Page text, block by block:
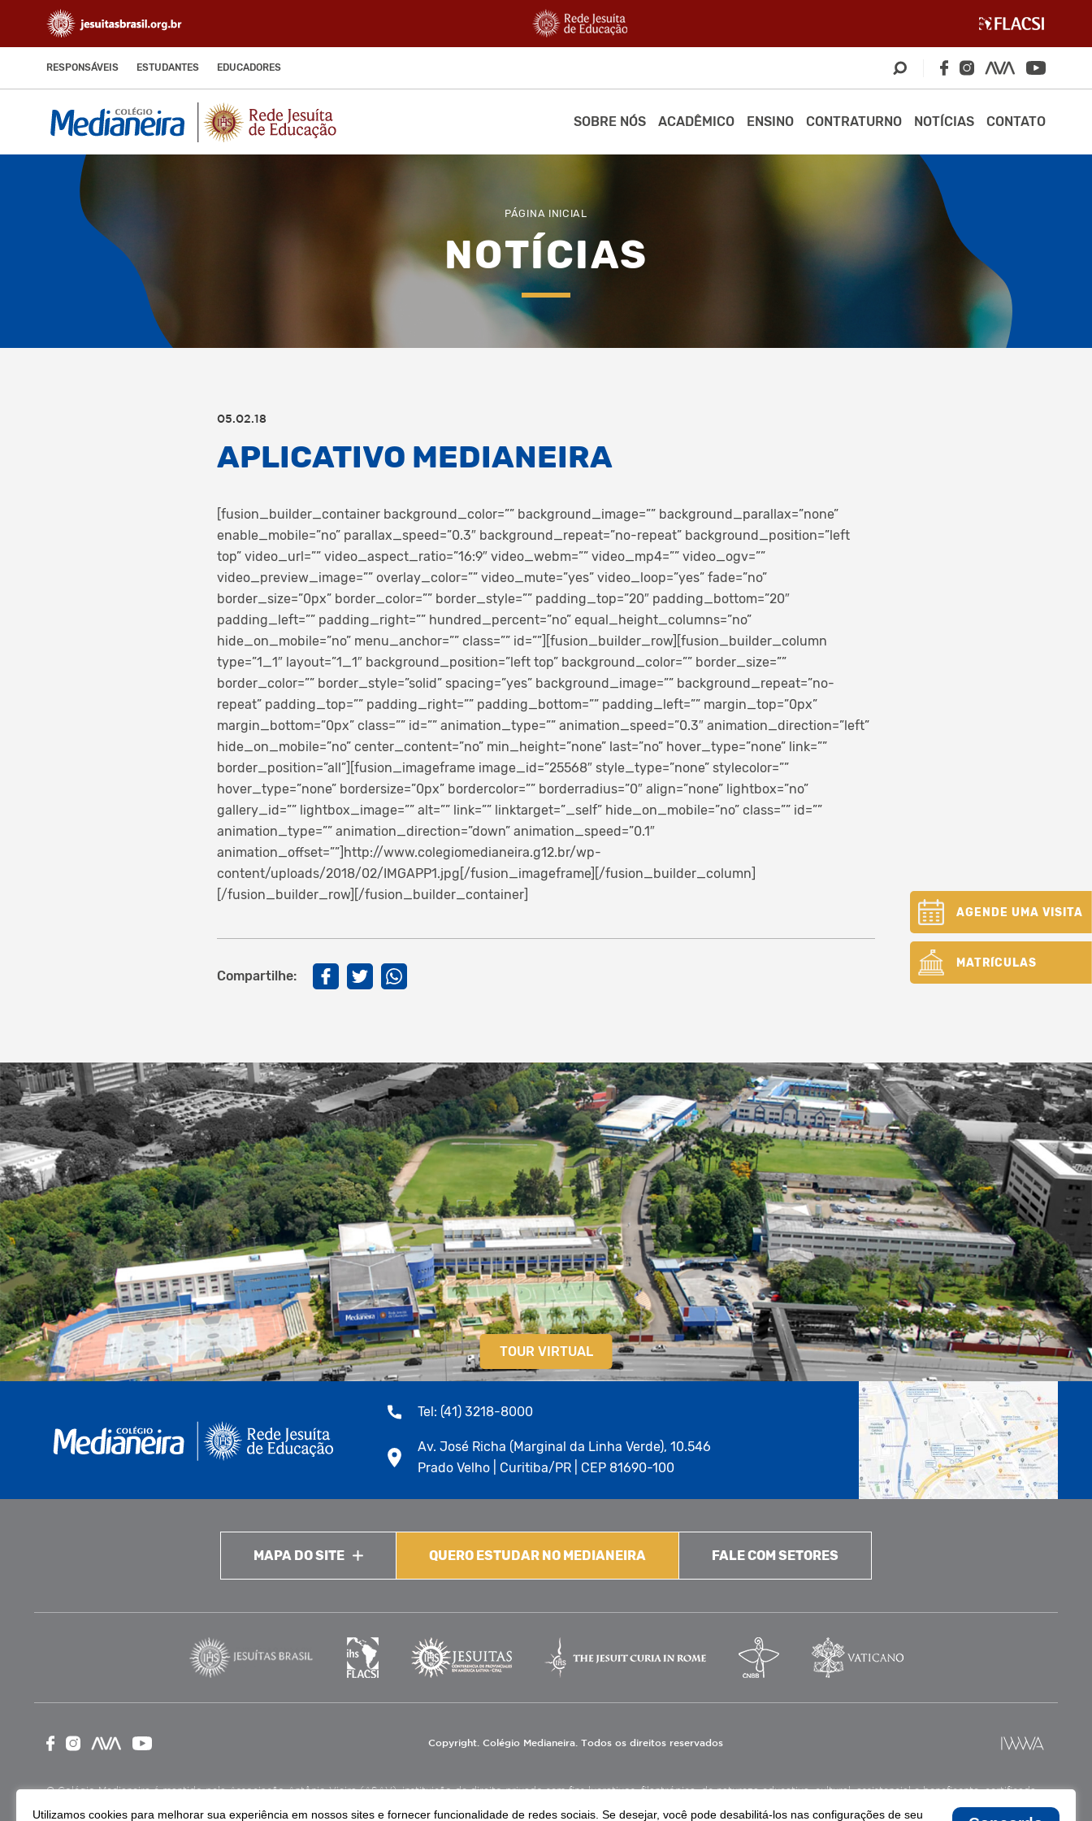
RESPONSÁVEIS ESTUDANTES EDUCADORES
SOBRE NÓS ACADÊMICO ENSINO CONTRATURNO NOTÍCIAS CONTATO
PÁGINA INICIAL
NOTÍCIAS
05.02.18
APLICATIVO MEDIANEIRA
[fusion_builder_container background_color=”” background_image=”” background_parallax=”none”
enable_mobile=”no” parallax_speed=”0.3″ background_repeat=”no-repeat” background_position=”left
top” video_url=”” video_aspect_ratio=”16:9″ video_webm=”” video_mp4=”” video_ogv=””
video_preview_image=”” overlay_color=”” video_mute=”yes” video_loop=”yes” fade=”no”
border_size=”0px” border_color=”” border_style=”” padding_top=”20″ padding_bottom=”20″
padding_left=”” padding_right=”” hundred_percent=”no” equal_height_columns=”no”
hide_on_mobile=”no” menu_anchor=”” class=”” id=””][fusion_builder_row][fusion_builder_column
type=”1_1″ layout=”1_1″ background_position=”left top” background_color=”” border_size=””
border_color=”” border_style=”solid” spacing=”yes” background_image=”” background_repeat=”no-
repeat” padding_top=”” padding_right=”” padding_bottom=”” padding_left=”” margin_top=”0px”
margin_bottom=”0px” class=”” id=”” animation_type=”” animation_speed=”0.3″ animation_direction=”left”
hide_on_mobile=”no” center_content=”no” min_height=”none” last=”no” hover_type=”none” link=””
border_position=”all”][fusion_imageframe image_id=”25568″ style_type=”none” stylecolor=””
hover_type=”none” bordersize=”0px” bordercolor=”” borderradius=”0″ align=”none” lightbox=”no”
gallery_id=”” lightbox_image=”” alt=”” link=”” linktarget=”_self” hide_on_mobile=”no” class=”” id=””
animation_type=”” animation_direction=”down” animation_speed=”0.1″
animation_offset=””]http://www.colegiomedianeira.g12.br/wp-
content/uploads/2018/02/IMGAPP1.jpg[/fusion_imageframe][/fusion_builder_column]
[/fusion_builder_row][/fusion_builder_container]
Compartilhe:
AGENDE UMA VISITA
MATRÍCULAS
TOUR VIRTUAL
Tel: (41) 3218-8000
Av. José Richa (Marginal da Linha Verde), 10.546
Prado Velho | Curitiba/PR | CEP 81690-100
MAPA DO SITE QUERO ESTUDAR NO MEDIANEIRA FALE COM SETORES
Copyright. Colégio Medianeira. Todos os direitos reservados
O Colégio Medianeira é mantido pela Associação Antônio Vieira (ASAV), instituição de direito privado sem fins lucrativos, filantrópica, de natureza educativa, cultural, assistencial e beneficente, certificada
Utilizamos cookies para melhorar sua experiência em nossos sites e fornecer funcionalidade de redes sociais. Se desejar, você pode desabilitá-los nas configurações de seu